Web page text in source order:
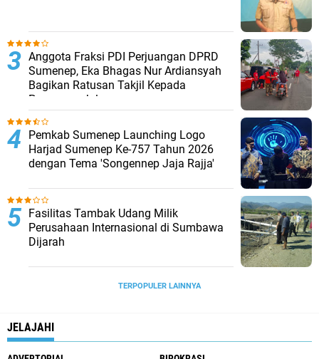
Anggota Fraksi PDI Perjuangan DPRD
Sumenep, Eka Bhagas Nur Ardiansyah
Bagikan Ratusan Takjil Kepada
Pengguna Jalan
Pemkab Sumenep Launching Logo
Harjad Sumenep Ke-757 Tahun 2026
dengan Tema 'Songennep Jaja Rajja'
Fasilitas Tambak Udang Milik
Perusahaan Internasional di Sumbawa
Dijarah
TERPOPULER LAINNYA
JELAJAHI